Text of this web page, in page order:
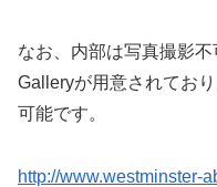
なお、内部は写真撮影
Galleryが用意されてお
可能です。
http://www.westminster-